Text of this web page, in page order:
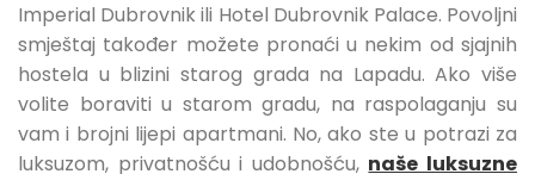
Imperial Dubrovnik ili Hotel Dubrovnik Palace. Povoljni
smještaj također možete pronaći u nekim od sjajnih
hostela u blizini starog grada na Lapadu. Ako više
volite boraviti u starom gradu, na raspolaganju su
vam i brojni lijepi apartmani. No, ako ste u potrazi za
luksuzom, privatnošću i udobnošću, naše luksuzne